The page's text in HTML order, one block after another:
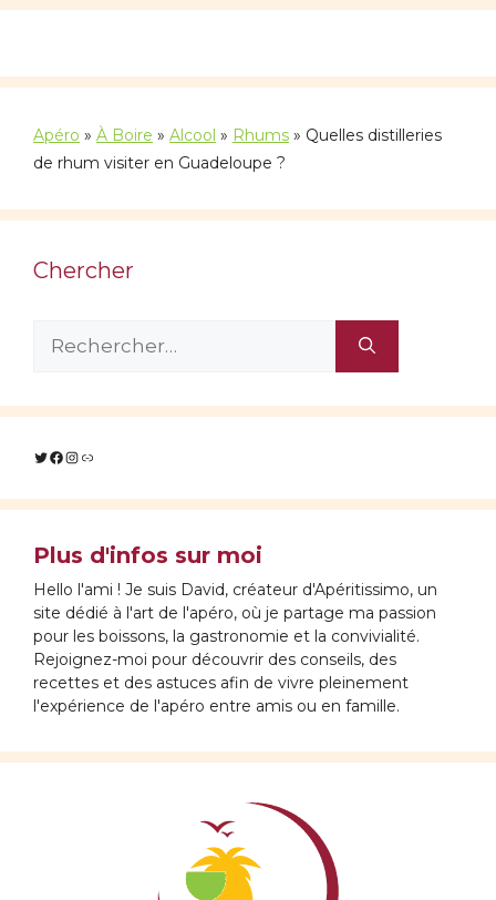
Apéro » À Boire » Alcool » Rhums » Quelles distilleries
de rhum visiter en Guadeloupe ?
Chercher
Rechercher :
Twitter
Facebook
Instagram
Lien
Plus d'infos sur moi
Hello l'ami ! Je suis David, créateur d'Apéritissimo, un
site dédié à l'art de l'apéro, où je partage ma passion
pour les boissons, la gastronomie et la convivialité.
Rejoignez-moi pour découvrir des conseils, des
recettes et des astuces afin de vivre pleinement
l'expérience de l'apéro entre amis ou en famille.